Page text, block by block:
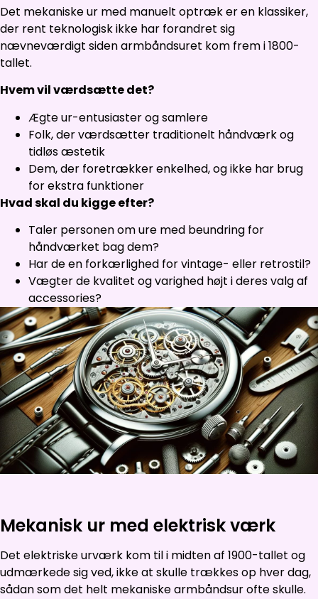
Det mekaniske ur med manuelt optræk er en klassiker,
der rent teknologisk ikke har forandret sig
nævneværdigt siden armbåndsuret kom frem i 1800-
tallet.
Hvem vil værdsætte det?
Ægte ur-entusiaster og samlere
Folk, der værdsætter traditionelt håndværk og
tidløs æstetik
Dem, der foretrækker enkelhed, og ikke har brug
for ekstra funktioner
Hvad skal du kigge efter?
Taler personen om ure med beundring for
håndværket bag dem?
Har de en forkærlighed for vintage- eller retrostil?
Vægter de kvalitet og varighed højt i deres valg af
accessories?
Mekanisk ur med elektrisk værk
Det elektriske urværk kom til i midten af 1900-tallet og
udmærkede sig ved, ikke at skulle trækkes op hver dag,
sådan som det helt mekaniske armbåndsur ofte skulle.